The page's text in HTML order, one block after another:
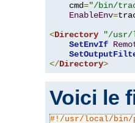
    cmd
="/bin/
EnableEnv=
<Directory "/usr/
SetEnvIf
</Directory>
Voici le
#!/usr/local/bin/